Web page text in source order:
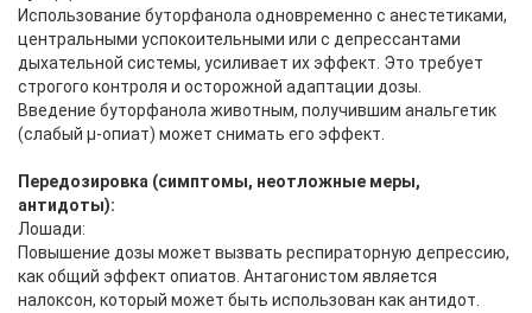
Использование буторфанола одновременно с анестетиками,
центральными успокоительными или с депрессантами
дыхательной системы, усиливает их эффект. Это требует
строгого контроля и осторожной адаптации дозы.
Введение буторфанола животным, получившим анальгетик
(слабый μ-опиат) может снимать его эффект.
Передозировка (симптомы, неотложные меры,
антидоты):
Лошади:
Повышение дозы может вызвать респираторную депрессию,
как общий эффект опиатов. Антагонистом является
налоксон, который может быть использован как антидот.